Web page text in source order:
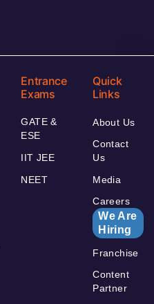
Entrance
Exams
GATE &
ESE
IIT JEE
NEET
Quick
Links
About Us
Contact
Us
Media
Careers
We Are
Hiring
Franchise
Content
Partner